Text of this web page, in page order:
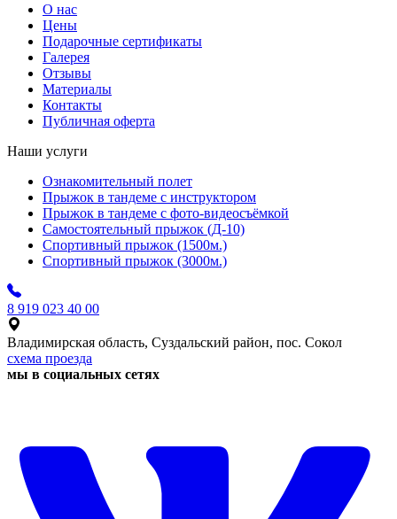
О нас
Цены
Подарочные сертификаты
Галерея
Отзывы
Материалы
Контакты
Публичная оферта
Наши услуги
Ознакомительный полет
Прыжок в тандеме с инструктором
Прыжок в тандеме с фото-видеосъёмкой
Самостоятельный прыжок (Д-10)
Спортивный прыжок (1500м.)
Спортивный прыжок (3000м.)
8 919 023 40 00
Владимирская область, Суздальский район, пос. Сокол
схема проезда
мы в социальных сетях